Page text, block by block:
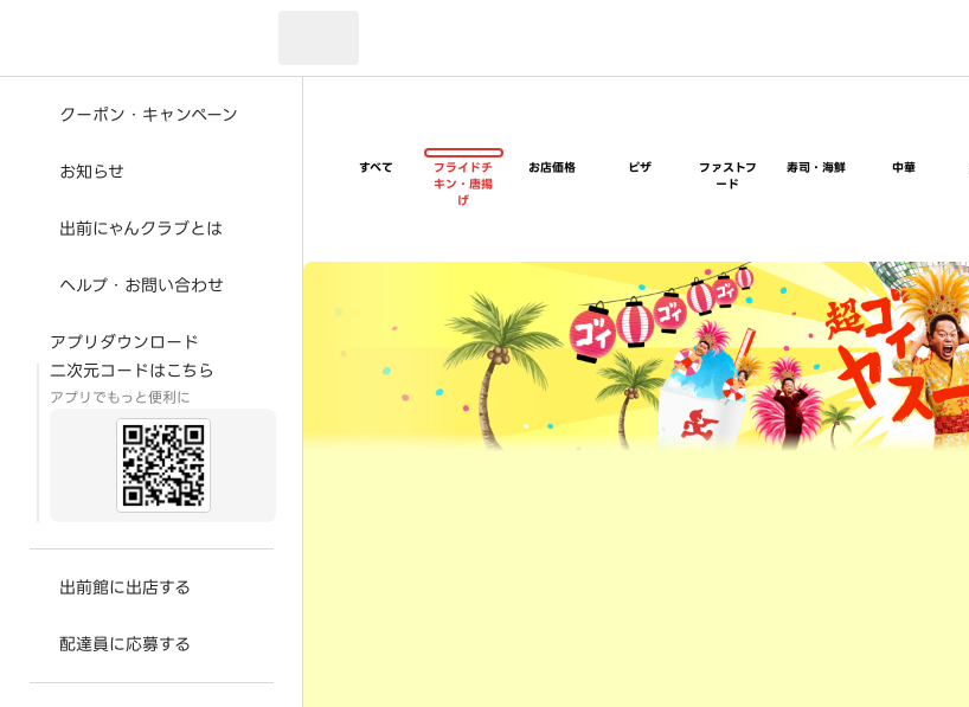
クーポン・キャンペーン
お知らせ
出前にゃんクラブとは
ヘルプ・お問い合わせ
アプリダウンロード
二次元コードはこちら
アプリでもっと便利に
出前館に出店する
配達員に応募する
すべて
フライドチ
キン・唐揚
げ
お店価格 ピザ
ファストフ
ード
寿司・海鮮 中華
超ゴイゴイヤスー夏祭